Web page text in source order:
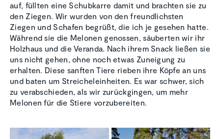
auf, füllten eine Schubkarre damit und brachten sie zu
den Ziegen. Wir wurden von den freundlichsten
Ziegen und Schafen begrüßt, die ich je gesehen hatte.
Während sie die Melonen genossen, säuberten wir ihr
Holzhaus und die Veranda. Nach ihrem Snack ließen sie
uns nicht gehen, ohne noch etwas Zuneigung zu
erhalten. Diese sanften Tiere rieben ihre Köpfe an uns
und baten um Streicheleinheiten. Es war schwer, sich
zu verabschieden, als wir zurückgingen, um mehr
Melonen für die Stiere vorzubereiten.